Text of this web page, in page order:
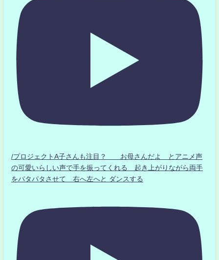
/プロジェクトA子さんも注目？ お母さんだよ とアニメ声
の可愛いらしい声で手を振ってくれる 起き上がりながら両手
をパタパタさせて 右へ左へと ダンスする